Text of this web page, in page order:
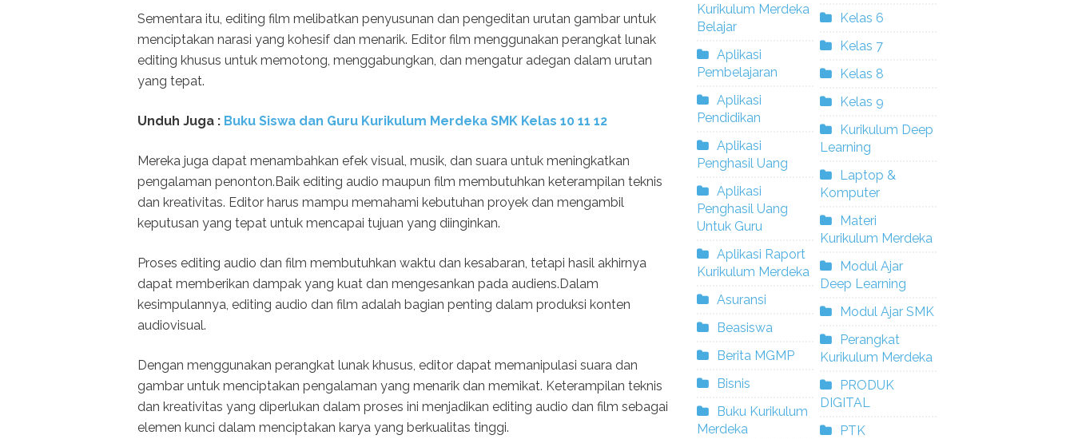
Sementara itu, editing film melibatkan penyusunan dan pengeditan urutan gambar untuk
menciptakan narasi yang kohesif dan menarik. Editor film menggunakan perangkat lunak
editing khusus untuk memotong, menggabungkan, dan mengatur adegan dalam urutan
yang tepat.
Unduh Juga : Buku Siswa dan Guru Kurikulum Merdeka SMK Kelas 10 11 12
Mereka juga dapat menambahkan efek visual, musik, dan suara untuk meningkatkan
pengalaman penonton.Baik editing audio maupun film membutuhkan keterampilan teknis
dan kreativitas. Editor harus mampu memahami kebutuhan proyek dan mengambil
keputusan yang tepat untuk mencapai tujuan yang diinginkan.
Proses editing audio dan film membutuhkan waktu dan kesabaran, tetapi hasil akhirnya
dapat memberikan dampak yang kuat dan mengesankan pada audiens.Dalam
kesimpulannya, editing audio dan film adalah bagian penting dalam produksi konten
audiovisual.
Dengan menggunakan perangkat lunak khusus, editor dapat memanipulasi suara dan
gambar untuk menciptakan pengalaman yang menarik dan memikat. Keterampilan teknis
dan kreativitas yang diperlukan dalam proses ini menjadikan editing audio dan film sebagai
elemen kunci dalam menciptakan karya yang berkualitas tinggi.
Kurikulum Merdeka
Belajar
Aplikasi
Pembelajaran
Aplikasi
Pendidikan
Aplikasi
Penghasil Uang
Aplikasi
Penghasil Uang
Untuk Guru
Aplikasi Raport
Kurikulum Merdeka
Asuransi
Beasiswa
Berita MGMP
Bisnis
Buku Kurikulum
Merdeka
Kelas 6
Kelas 7
Kelas 8
Kelas 9
Kurikulum Deep
Learning
Laptop &
Komputer
Materi
Kurikulum Merdeka
Modul Ajar
Deep Learning
Modul Ajar SMK
Perangkat
Kurikulum Merdeka
PRODUK
DIGITAL
PTK